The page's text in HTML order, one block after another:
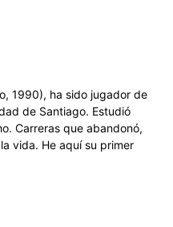
1990), ha sido jugador de
de Santiago. Estudió
Carreras que abandonó,
vida. He aquí su primer